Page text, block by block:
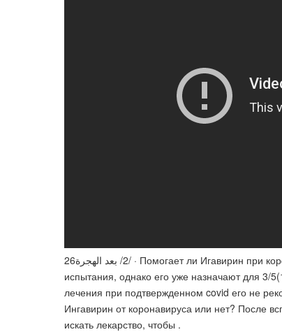
26‏‏/2‏‏/ بعد الهجرة · Помогает ли Игавирин при коронавирусе или нет пока неизвестно, лекарство проходит клинические
испытания, однако его уже назначают для 3/
лечения при подтвержденном covid его не
Ингавирин от коронавируса или нет? После
искать лекарство, чтобы .